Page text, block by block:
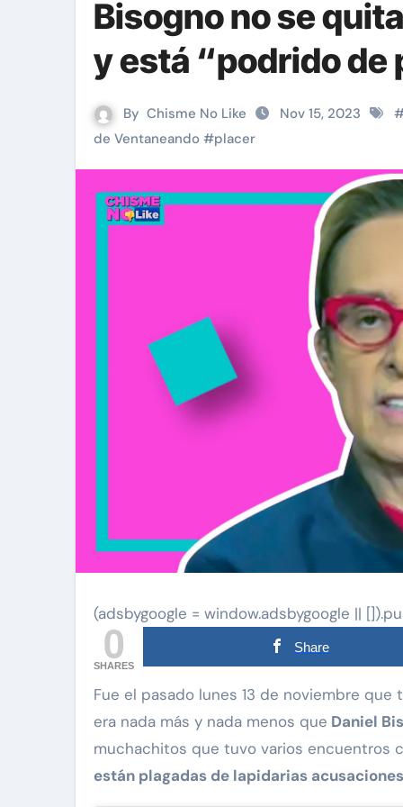
Bisogno no se
y está “podrido de
By Chisme No Like Nov 15, 2023
de Ventaneando #placer
(adsbygoogle = window.adsbygoogle ||
0
SHARES
Share
Fue el pasado lunes 13 de noviembre
era nada más y nada menos que Daniel
muchachitos que tuvo varios encuentros
están plagadas de lapidarias